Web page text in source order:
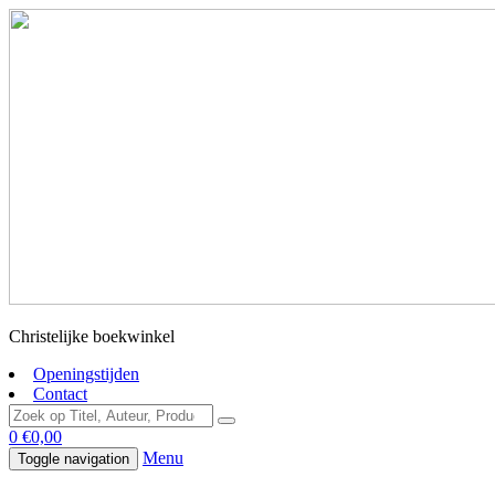
Christelijke boekwinkel
Openingstijden
Contact
0 €0,00
Toggle navigation Menu